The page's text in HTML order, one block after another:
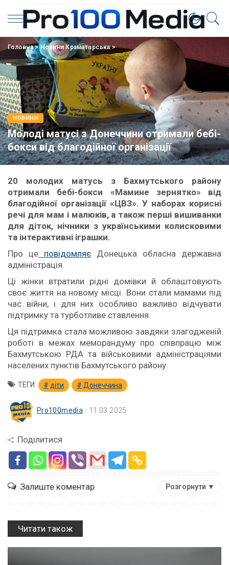
Головна>Новини Краматорська>
НОВИНИ
Молоді матусі з Донеччини отримали бебі-
бокси від благодійної організації
20 молодих матусь з Бахмутського району
отримали бебі-бокси «Мамине зернятко» від
благодійної організації «ЦВЗ». У наборах корисні
речі для мам і малюків, а також перші вишиванки
для діток, нічники з українськими колисковими
та інтерактивні іграшки.
Про це повідомляє Донецька обласна державна
адміністрація.
Ці жінки втратили рідні домівки й облаштовують
своє життя на новому місці. Вони стали мамами під
час війни, і для них особливо важливо відчувати
підтримку та турботливе ставлення.
Ця підтримка стала можливою завдяки злагодженій
роботі в межах меморандуму про співпрацю між
Бахмутською РДА та військовими адміністраціями
населених пунктів Бахмутського району.
ТЕГИ діти Донеччина
Pro100media 11.03.2025
Поділитися
Залиште коментар Розгорнути ▼
Читати також